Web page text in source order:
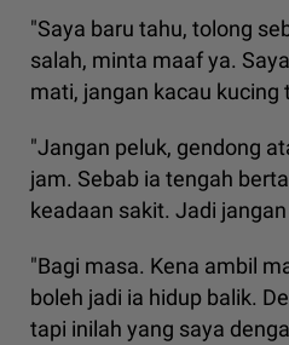
"Saya baru tahu, tolong
salah, minta maaf ya.
mati, jangan kacau kucing
"Jangan peluk, gendong
jam. Sebab ia tengah
keadaan sakit. Jadi
"Bagi masa. Kena ambil
boleh jadi ia hidup balik.
tapi inilah yang saya